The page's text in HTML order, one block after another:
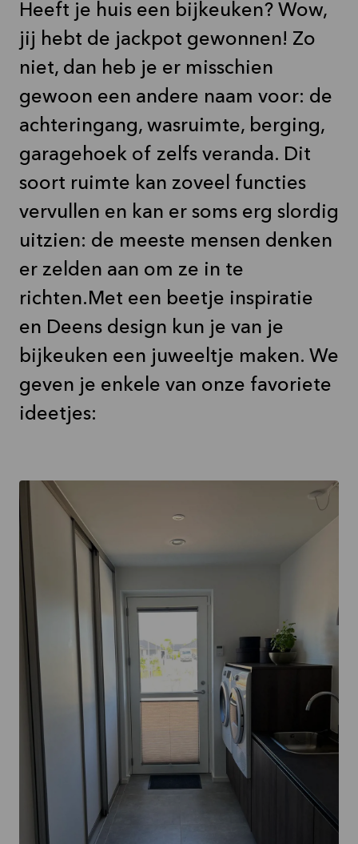
Heeft je huis een bijkeuken? Wow,
jij hebt de jackpot gewonnen! Zo
niet, dan heb je er misschien
gewoon een andere naam voor: de
achteringang, wasruimte, berging,
garagehoek of zelfs veranda. Dit
soort ruimte kan zoveel functies
vervullen en kan er soms erg slordig
uitzien: de meeste mensen denken
er zelden aan om ze in te
richten.Met een beetje inspiratie
en Deens design kun je van je
bijkeuken een juweeltje maken. We
geven je enkele van onze favoriete
ideetjes: